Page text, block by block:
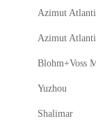
Azimut
Azimut
Blohm+Voss
Yuzhou
Shalimar